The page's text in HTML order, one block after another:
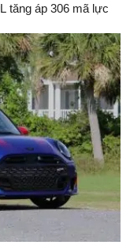
tăng áp 306 mã lực